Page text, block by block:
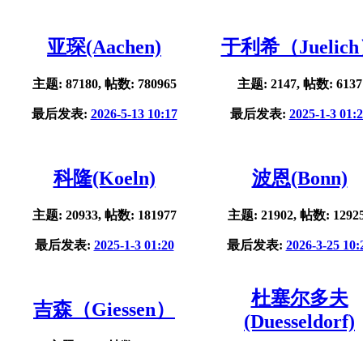
亚琛(Aachen)
主题: 87180, 帖数: 780965
最后发表: 2026-5-13 10:17
于利希（Juelich
主题: 2147, 帖数: 6137
最后发表: 2025-1-3
科隆(Koeln)
主题: 20933, 帖数: 181977
最后发表: 2025-1-3 01:20
波恩(Bonn)
主题: 21902, 帖数:
最后发表: 2026-3-25
吉森（Giessen）
杜塞尔多夫
(Duesseldorf)